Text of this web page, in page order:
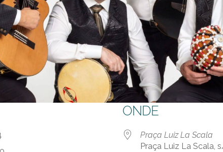
ONDE
Praça Luiz La Scala
Praça Luiz La Scala,